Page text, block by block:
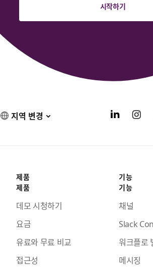
시작하기
지역 변경
제품
제품
데모 시청하기
요금
유료와 무료 비교
접근성
기능
기능
채널
Slack
워크플로
메시징